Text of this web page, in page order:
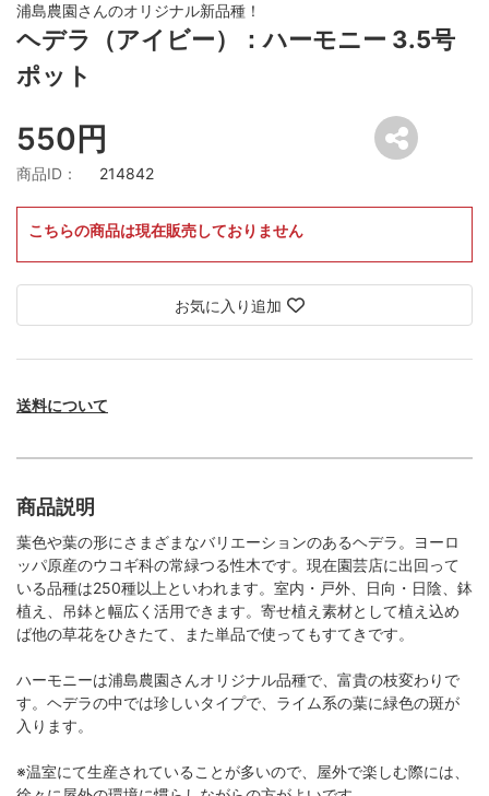
浦島農園さんのオリジナル新品種！
ヘデラ（アイビー）：ハーモニー 3.5号
ポット
550円
商品ID： 214842
こちらの商品は現在販売しておりません
お気に入り追加
送料について
商品説明
葉色や葉の形にさまざまなバリエーションのあるヘデラ。ヨーロ
ッパ原産のウコギ科の常緑つる性木です。現在園芸店に出回って
いる品種は250種以上といわれます。室内・戸外、日向・日陰、鉢
植え、吊鉢と幅広く活用できます。寄せ植え素材として植え込め
ば他の草花をひきたて、また単品で使ってもすてきです。
ハーモニーは浦島農園さんオリジナル品種で、富貴の枝変わりで
す。ヘデラの中では珍しいタイプで、ライム系の葉に緑色の斑が
入ります。
※温室にて生産されていることが多いので、屋外で楽しむ際には、